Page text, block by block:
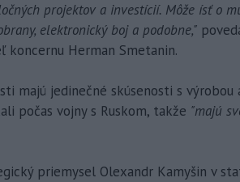
projektov a investícií. Môže ísť o
elektronický boj a podobne,"
koncernu Herman Smetanin.
majú jedinečné skúsenosti s výrobou
počas vojny s Ruskom, takže "majú
priemysel Olexandr Kamyšin v